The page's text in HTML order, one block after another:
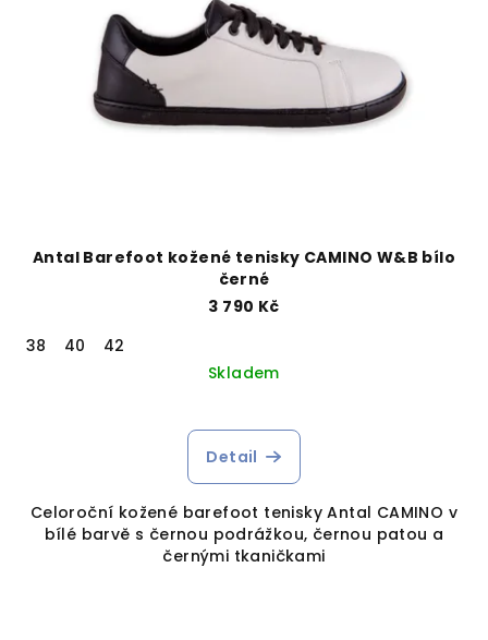
Antal Barefoot kožené tenisky CAMINO W&B bílo
černé
3 790 Kč
38
40
42
Skladem
Detail
Celoroční kožené barefoot tenisky Antal CAMINO v
bílé barvě s černou podrážkou, černou patou a
černými tkaničkami